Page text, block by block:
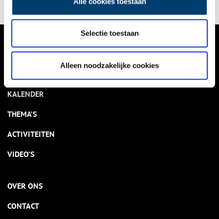
Selectie toestaan
Alleen noodzakelijke cookies
VERHALEN
KALENDER
THEMA’S
ACTIVITEITEN
VIDEO’S
OVER ONS
CONTACT